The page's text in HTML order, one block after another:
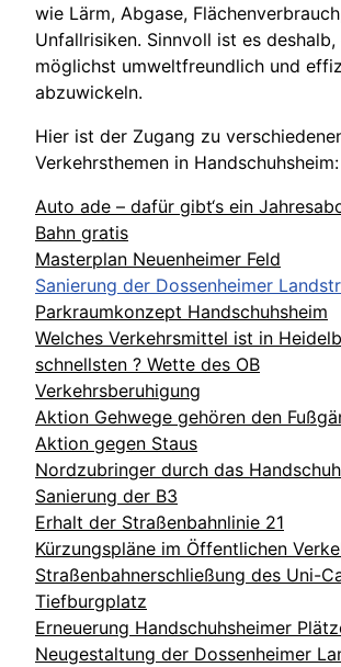
wie Lärm, Abgase,
Unfallrisiken. Sinnvoll ist es deshalb,
möglichst umweltfreundlich und
abzuwickeln.
Hier ist der Zugang zu
Verkehrsthemen in Handschuhsheim:
Auto ade – dafür gibt‘s ein
Bahn gratis
Masterplan Neuenheimer Feld
Sanierung der Dossenheimer
Parkraumkonzept Handschuhsheim
Welches Verkehrsmittel ist in
schnellsten ? Wette des OB
Verkehrsberuhigung
Aktion Gehwege gehören den
Aktion gegen Staus
Nordzubringer durch das
Sanierung der B3
Erhalt der Straßenbahnlinie 21
Kürzungspläne im Öffentlichen
Straßenbahnerschließung des Uni-
Tiefburgplatz
Erneuerung Handschuhsheimer
Neugestaltung der Dossenheimer